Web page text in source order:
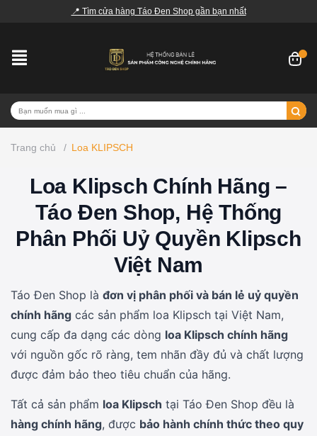
📍 Tìm cửa hàng Táo Đen Shop gần bạn nhất
Trang chủ / Loa KLIPSCH
Loa Klipsch Chính Hãng –
Táo Đen Shop, Hệ Thống
Phân Phối Uỷ Quyền Klipsch
Việt Nam
Táo Đen Shop là đơn vị phân phối và bán lẻ uỷ quyền
chính hãng các sản phẩm loa Klipsch tại Việt Nam,
cung cấp đa dạng các dòng loa Klipsch chính hãng
với nguồn gốc rõ ràng, tem nhãn đầy đủ và chất lượng
được đảm bảo theo tiêu chuẩn của hãng.
Tất cả sản phẩm loa Klipsch tại Táo Đen Shop đều là
hàng chính hãng, được bảo hành chính thức theo quy